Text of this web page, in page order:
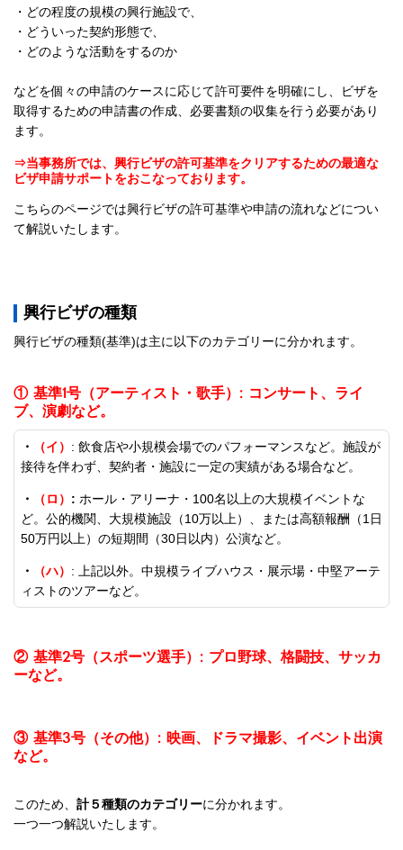
・どの程度の規模の興行施設で、
・どういった契約形態で、
・どのような活動をするのか
などを個々の申請のケースに応じて許可要件を明確にし、ビザを
取得するための申請書の作成、必要書類の収集を行う必要があり
ます。
⇒当事務所では、興行ビザの許可基準をクリアするための最適な
ビザ申請サポートをおこなっております。
こちらのページでは興行ビザの許可基準や申請の流れなどについ
て解説いたします。
興行ビザの種類
興行ビザの種類(基準)は主に以下のカテゴリーに分かれます。
① 基準1号（アーティスト・歌手）: コンサート、ライ
ブ、演劇など。
・ （イ） : 飲食店や小規模会場でのパフォーマンスなど。施設が
接待を伴わず、契約者・施設に一定の実績がある場合など。
・ （ロ） : ホール・アリーナ・100名以上の大規模イベントな
ど。公的機関、大規模施設（10万以上）、または高額報酬（1日
50万円以上）の短期間（30日以内）公演など。
・ （ハ） : 上記以外。中規模ライブハウス・展示場・中堅アーテ
ィストのツアーなど。
② 基準2号（スポーツ選手）: プロ野球、格闘技、サッカ
ーなど。
③ 基準3号（その他）: 映画、ドラマ撮影、イベント出演
など。
このため、 計５種類のカテゴリーに分かれます。
一つ一つ解説いたします。